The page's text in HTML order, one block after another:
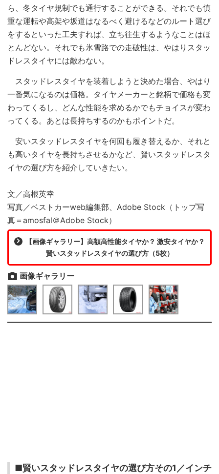
ら、冬タイヤ規制でも通行することができる。それでも慎
重な運転や高架や坂道はなるべく避けるなどのルート選び
をするといった工夫すれば、立ち往生するようなことはほ
とんどない。それでも氷雪路での走破性は、やはりスタッ
ドレスタイヤには敵わない。
スタッドレスタイヤを装着しようと決めた場合、やはり
一番気になるのは価格。タイヤメーカーと銘柄で価格も変
わってくるし、どんな性能を求めるかでもチョイスが変わ
ってくる。あとは長持ちするのかもポイントだ。
安いスタッドレスタイヤを何回も履き替えるか、それと
も高いタイヤを長持ちさせるかなど、賢いスタッドレスタ
イヤの選び方を紹介していきたい。
文／高根英幸
写真／ベストカーweb編集部、Adobe Stock（トップ写
真＝amosfal＠Adobe Stock）
【画像ギャラリー】高額高性能タイヤか？ 激安タイヤか？
賢いスタッドレスタイヤの選び方（5枚）
画像ギャラリー
■賢いスタッドレスタイヤの選び方その1／インチ